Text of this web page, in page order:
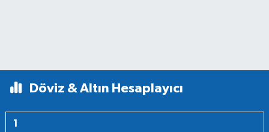
Döviz & Altın Hesaplayıcı